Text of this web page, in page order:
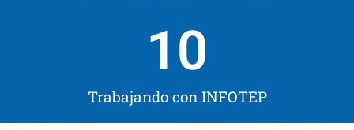
Trabajando con INFOTEP
10